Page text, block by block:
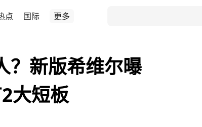
点 国际 更多
？新版希维尔曝
大短板